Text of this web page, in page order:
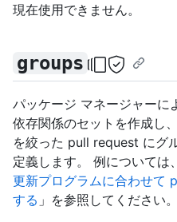
現在使用できません。
groups
パッケージ マネージャーに
依存関係のセットを作成し
を絞った pull request にグ
定義します。 例については
更新プログラムに合わせて
する 」を参照してください。